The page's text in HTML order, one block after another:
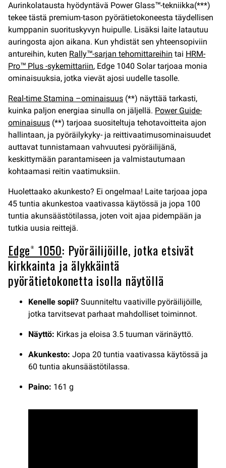
Aurinkolatausta hyödyntävä Power Glass™-tekniikka(***)
tekee tästä premium-tason pyörätietokoneesta täydellisen
kumppanin suorituskyvyn huipulle. Lisäksi laite latautuu
auringosta ajon aikana. Kun yhdistät sen yhteensopiviin
antureihin, kuten Rally™-sarjan tehomittareihin tai HRM-
Pro™ Plus -sykemittariin, Edge 1040 Solar tarjoaa monia
ominaisuuksia, jotka vievät ajosi uudelle tasolle.
Real-time Stamina –ominaisuus (**) näyttää tarkasti,
kuinka paljon energiaa sinulla on jäljellä. Power Guide-
ominaisuus (**) tarjoaa suositeltuja tehotavoitteita ajon
hallintaan, ja pyöräilykyky- ja reittivaatimusominaisuudet
auttavat tunnistamaan vahvuutesi pyöräilijänä,
keskittymään parantamiseen ja valmistautumaan
kohtaamasi reitin vaatimuksiin.
Huolettaako akunkesto? Ei ongelmaa! Laite tarjoaa jopa
45 tuntia akunkestoa vaativassa käytössä ja jopa 100
tuntia akunsäästötilassa, joten voit ajaa pidempään ja
tutkia uusia reittejä.
Edge® 1050: Pyöräilijöille, jotka etsivät
kirkkainta ja älykkäintä
pyörätietokonetta isolla näytöllä
Kenelle sopii? Suunniteltu vaativille pyöräilijöille,
jotka tarvitsevat parhaat mahdolliset toiminnot.
Näyttö: Kirkas ja eloisa 3.5 tuuman värinäyttö.
Akunkesto: Jopa 20 tuntia vaativassa käytössä ja
60 tuntia akunsäästötilassa.
Paino: 161 g